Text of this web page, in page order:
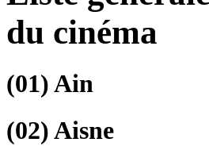
du cinéma
(01)Ain
(02)Aisne